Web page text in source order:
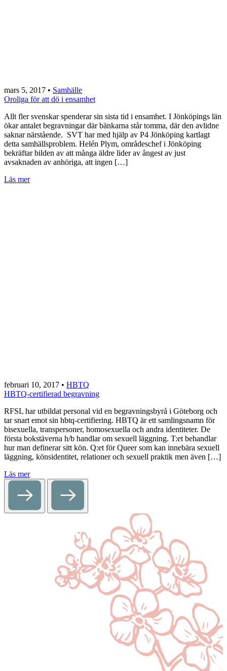
mars 5, 2017 • Samhälle
Oroliga för att dö i ensamhet
Allt fler svenskar spenderar sin sista tid i ensamhet. I Jönköpings län
ökar antalet begravningar där bänkarna står tomma, där den avlidne
saknar närstående. SVT har med hjälp av P4 Jönköping kartlagt
detta samhällsproblem. Helén Plym, områdeschef i Jönköping
bekräftar bilden av att många äldre lider av ångest av just
avsaknaden av anhöriga, att ingen […]
Läs mer
februari 10, 2017 • HBTQ
HBTQ-certifierad begravning
RFSL har utbildat personal vid en begravningsbyrå i Göteborg och
tar snart emot sin hbtq-certifiering. HBTQ är ett samlingsnamn för
bisexuella, transpersoner, homosexuella och andra identiteter. De
första bokstäverna h/b handlar om sexuell läggning. T:et behandlar
hur man definerar sitt kön. Q:et för Queer som kan innebära sexuell
läggning, könsidentitet, relationer och sexuell praktik men även […]
Läs mer